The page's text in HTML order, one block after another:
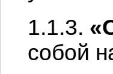
1.1.3.
собой